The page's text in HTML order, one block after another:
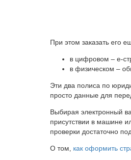
При этом заказать его
в цифровом – e-
в физическом –
Эти два полиса по
просто данные для
Выбирая электронный
присутствии в машине
проверки достаточно
О том, как оформить